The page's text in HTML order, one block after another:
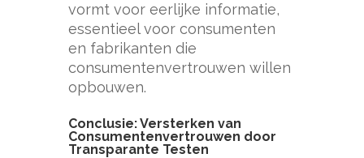
vormt voor eerlijke informatie,
essentieel voor consumenten
en fabrikanten die
consumentenvertrouwen willen
opbouwen.
Conclusie: Versterken van
Consumentenvertrouwen door
Transparante Testen